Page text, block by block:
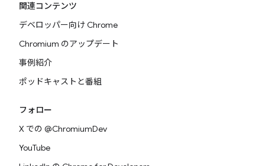
関連コンテンツ
デベロッパー向け Chrome
Chromium のアップデート
事例紹介
ポッドキャストと番組
フォロー
X での @ChromiumDev
YouTube